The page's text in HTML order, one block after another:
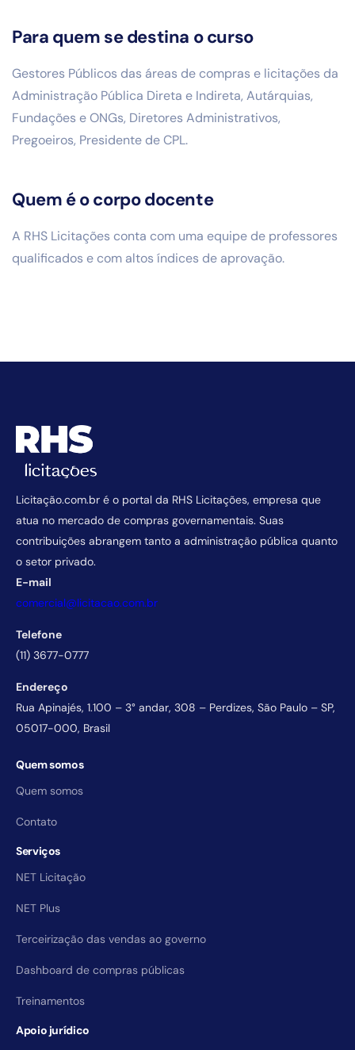
Para quem se destina o curso
Gestores Públicos das áreas de compras e licitações da
Administração Pública Direta e Indireta, Autárquias,
Fundações e ONGs, Diretores Administrativos,
Pregoeiros, Presidente de CPL.
Quem é o corpo docente
A RHS Licitações conta com uma equipe de professores
qualificados e com altos índices de aprovação.
Licitação.com.br é o portal da RHS Licitações, empresa que
atua no mercado de compras governamentais. Suas
contribuições abrangem tanto a administração pública quanto
o setor privado.
E-mail
comercial@licitacao.com.br
Telefone
(11) 3677-0777
Endereço
Rua Apinajés, 1.100 – 3° andar, 308 – Perdizes, São Paulo – SP,
05017-000, Brasil
Quem somos
Quem somos
Contato
Serviços
NET Licitação
NET Plus
Terceirização das vendas ao governo
Dashboard de compras públicas
Treinamentos
Apoio jurídico